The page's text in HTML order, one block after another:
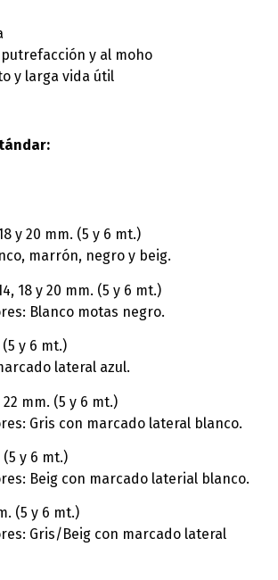
y al moho
y larga vida útil
y 20 mm. (5 y 6 mt.)
marrón, negro y beig.
18 y 20 mm. (5 y 6 mt.)
motas negro.
(5 y 6 mt.)
lateral azul.
22 mm. (5 y 6 mt.)
con marcado lateral blanco.
(5 y 6 mt.)
con marcado laterial blanco.
(5 y 6 mt.)
Beig con marcado lateral